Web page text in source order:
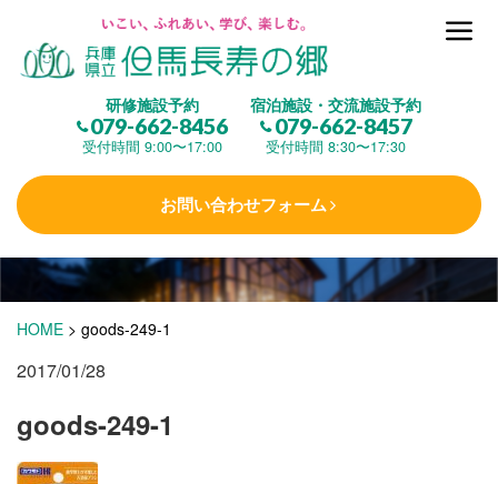
研修施設予約
079-662-8456
受付時間 9:00〜17:00
宿泊施設・交流施設予約
079-662-8457
受付時間 8:30〜17:30
お問い合わせフォーム
但馬長寿の郷とは
(研修施設)
楽しむ
学 ぶ(健康福祉)
(宿泊)
HOME > goods-249-1
2017/01/28
goods-249-1